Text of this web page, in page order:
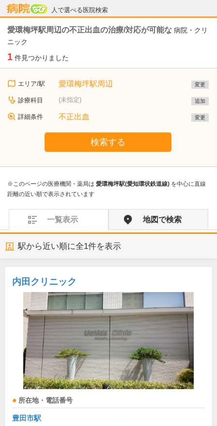
人で選べる医院検索
病院なび
愛環梅坪駅周辺の不正出血の治療/対応が可能な 病院・クリ
ニック
1 件見つかりました
エリア/駅 愛環梅坪駅周辺 変更
診療科目 (未指定) 追加
詳細条件 不正出血 変更
検索する
※このページの医療機関・薬局は 愛環梅坪駅(愛知環状鉄道線) を中心に直線
距離の近い順で表示されています
一覧表示 地図で検索
駅から近い順に全1件を表示
内田クリニック
所在地・電話番号
豊田市駅